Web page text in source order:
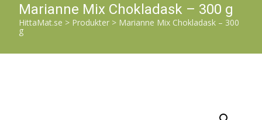
Marianne Mix Chokladask – 300 g
HittaMat.se > Produkter > Marianne Mix Chokladask – 300
g